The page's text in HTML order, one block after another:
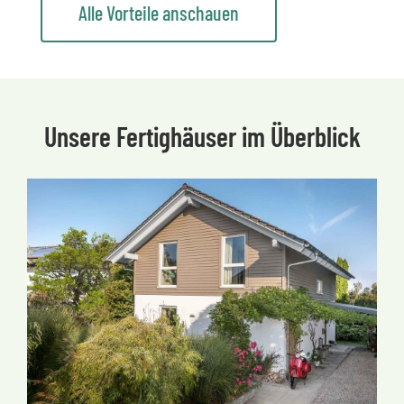
Alle Vorteile anschauen
Unsere Fertighäuser im Überblick